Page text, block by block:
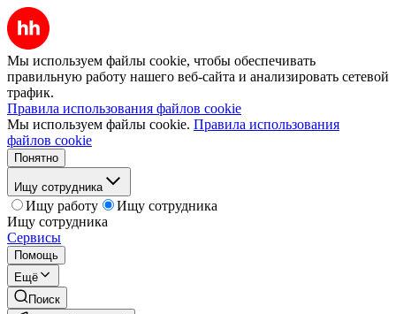
Мы используем файлы cookie, чтобы обеспечивать
правильную работу нашего веб-сайта и анализировать сетевой
трафик.
Правила использования файлов cookie
Мы используем файлы cookie. Правила использования
файлов cookie
Понятно
Ищу сотрудника
Ищу работу
Ищу сотрудника
Ищу сотрудника
Сервисы
Помощь
Ещё
Поиск